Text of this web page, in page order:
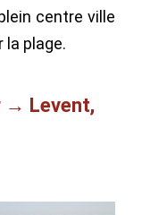
centre ville
la plage.
→ Levent,